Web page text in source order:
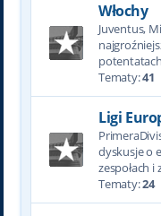
Włochy
Juventus,
Tematy:41
Ligi
dyskusje o
zespołach
Tematy:24